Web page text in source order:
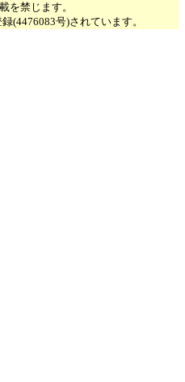
を禁じます。
(4476083号)されています。